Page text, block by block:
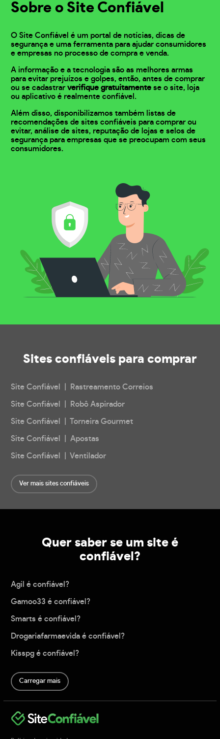
Sobre o Site Confiável
O Site Confiável é um portal de notícias, dicas de
segurança e uma ferramenta para ajudar consumidores
e empresas no processo de compra e venda.
A informação e a tecnologia são as melhores armas
para evitar prejuízos e golpes, então, antes de comprar
ou se cadastrarverifique gratuitamente se o site, loja
ou aplicativo é realmente confiável.
Além disso, disponibilizamos também listas de
recomendações de sites confiáveis para comprar ou
evitar, análise de sites, reputação de lojas e selos de
segurança para empresas que se preocupam com seus
consumidores.
Sites confiáveis para comprar
Site Confiável | Rastreamento Correios
Site Confiável | Robô Aspirador
Site Confiável | Torneira Gourmet
Site Confiável | Apostas
Site Confiável | Ventilador
Ver mais sites confiáveis
Quer saber se um site é
confiável?
Agil é confiável?
Gamoo33 é confiável?
Smarts é confiável?
Drogariafarmaevida é confiável?
Kisspg é confiável?
Carregar mais